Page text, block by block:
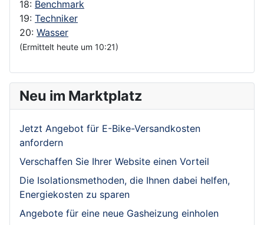
18: Benchmark
19: Techniker
20: Wasser
(Ermittelt heute um 10:21)
Neu im Marktplatz
Jetzt Angebot für E-Bike-Versandkosten
anfordern
Verschaffen Sie Ihrer Website einen Vorteil
Die Isolationsmethoden, die Ihnen dabei helfen,
Energiekosten zu sparen
Angebote für eine neue Gasheizung einholen